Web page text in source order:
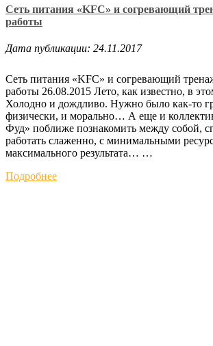
Сеть питания «KFC» и согревающий
работы
Дата публикации: 24.11.2017
Сеть питания «KFC» и согревающий
работы 26.08.2015 Лето, как известно, в
Холодно и дождливо. Нужно было как-то
физически, и морально… А еще и
Фуд» поближе познакомить между собой,
работать слаженно, с минимальными
максимального результата… …
Подробнее